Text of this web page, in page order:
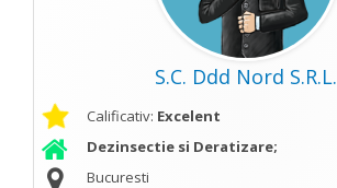
S.C. Ddd Nord S.R.L.
Calificativ: Excelent
Dezinsectie si Deratizare;
Bucuresti